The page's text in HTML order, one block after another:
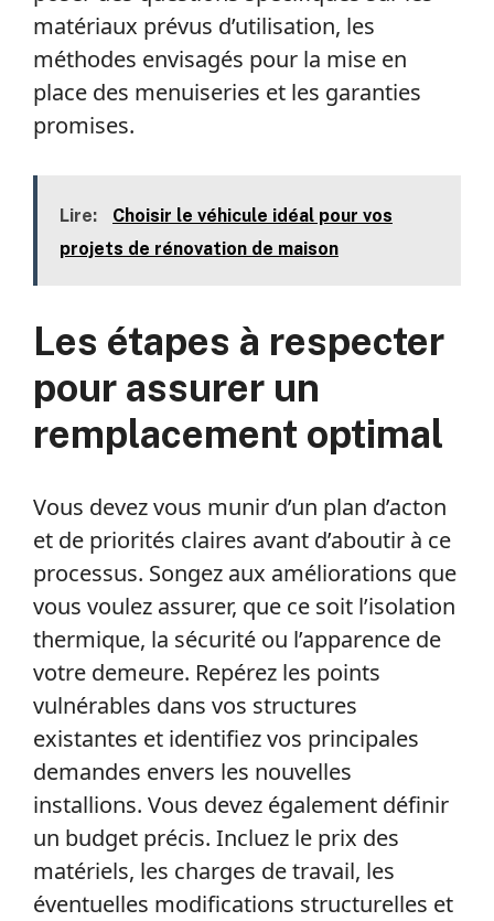
matériaux prévus d’utilisation, les
méthodes envisagés pour la mise en
place des menuiseries et les garanties
promises.
Lire:
Choisir le véhicule idéal pour vos
projets de rénovation de maison
Les étapes à respecter
pour assurer un
remplacement optimal
Vous devez vous munir d’un plan d’acton
et de priorités claires avant d’aboutir à ce
processus. Songez aux améliorations que
vous voulez assurer, que ce soit l’isolation
thermique, la sécurité ou l’apparence de
votre demeure. Repérez les points
vulnérables dans vos structures
existantes et identifiez vos principales
demandes envers les nouvelles
installions. Vous devez également définir
un budget précis. Incluez le prix des
matériels, les charges de travail, les
éventuelles modifications structurelles et